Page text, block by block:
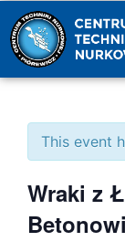
This event
Wraki z